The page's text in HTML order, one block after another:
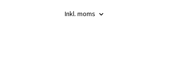
Inkl. moms